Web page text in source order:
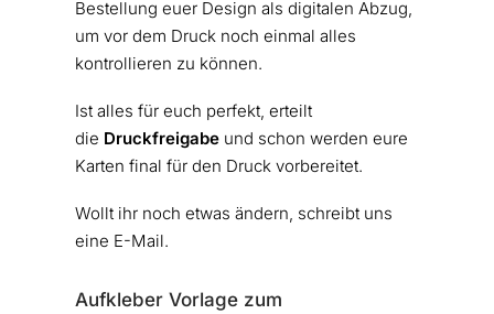
Bestellung euer Design als digitalen Abzug,
um vor dem Druck noch einmal alles
kontrollieren zu können.
Ist alles für euch perfekt, erteilt
die Druckfreigabeund schon werden eure
Karten final für den Druck vorbereitet.
Wollt ihr noch etwas ändern, schreibt uns
eine E-Mail.
Aufkleber Vorlage zum